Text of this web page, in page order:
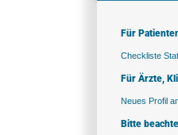
Für
Checkliste
Für Ärzte,
Neues Profil
Bitte